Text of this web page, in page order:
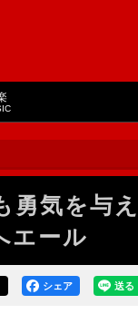
勇気を与え
エール
送る
シェア